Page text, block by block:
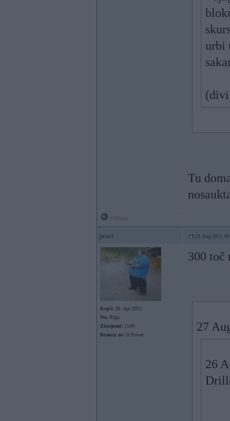
urbi
Tu
janzi 28. Aug 2022,
Kopš: 30. Apr 2012
No: Rīga
Ziņojumi: 1549
Braucu ar: D Power
300 toč
27
26